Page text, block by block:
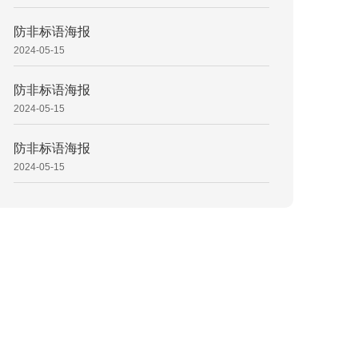
防非标语海报
2024-05-15
防非标语海报
2024-05-15
防非标语海报
2024-05-15